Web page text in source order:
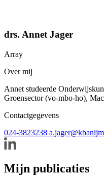
drs. Annet Jager
Array
Over mij
Annet studeerde
Groensector (vo-mbo-ho),
Contactgegevens
024-3823238
Mijn publicaties